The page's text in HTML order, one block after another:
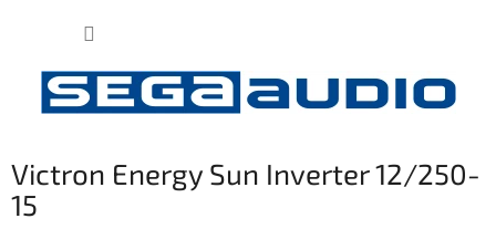
Victron Energy Sun Inverter 12/250-
15